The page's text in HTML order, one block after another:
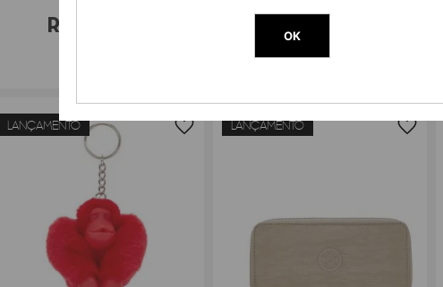
R$ R$159,
LANÇAMENTO LANÇAMENTO
OK